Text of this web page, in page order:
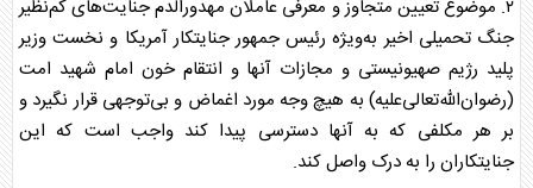
۲. موضوع تعیین متجاوز و معرفی عاملان مهدورالدم جنایت‌های کم‌نظیر
جنگ تحمیلی اخیر به‌ویژه رئیس جمهور جنایتکار آمریکا و نخست وزیر
پلید رژیم صهیونیستی و مجازات آنها و انتقام خون امام شهید امت
(رضوان‌الله‌تعالی‌علیه) به هیچ وجه مورد اغماض و بی‌توجهی قرار نگیرد و
بر هر مکلفی که به آنها دسترسی پیدا کند واجب است که این
جنایتکاران را به درک واصل کند.